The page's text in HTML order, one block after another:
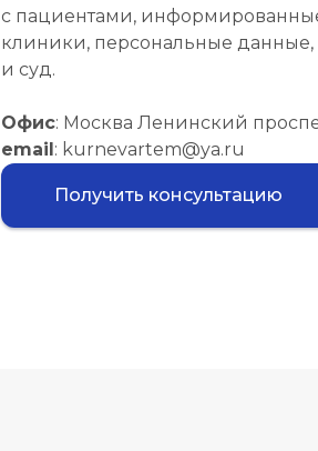
с пациентами, информированные
клиники, персональные данные,
и суд.
Офис: Москва Ленинский
email: kurnevartem@ya.ru
Получить консультацию